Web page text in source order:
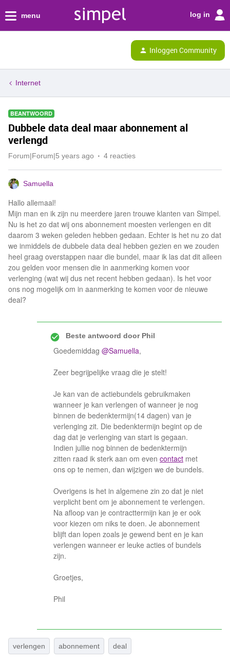
menu log in
Inloggen Community
Internet
BEANTWOORD
Dubbele data deal maar abonnement al
verlengd
Forum|Forum|5 years ago 4 reacties
Samuella
Hallo allemaal!
Mijn man en ik zijn nu meerdere jaren trouwe klanten van Simpel.
Nu is het zo dat wij ons abonnement moesten verlengen en dit
daarom 3 weken geleden hebben gedaan. Echter is het nu zo dat
we inmiddels de dubbele data deal hebben gezien en we zouden
heel graag overstappen naar die bundel, maar ik las dat dit alleen
zou gelden voor mensen die in aanmerking komen voor
verlenging (wat wij dus net recent hebben gedaan). Is het voor
ons nog mogelijk om in aanmerking te komen voor de nieuwe
deal?
Beste antwoord doorPhil
Goedemiddag @Samuella,
Zeer begrijpelijke vraag die je stelt!
Je kan van de actiebundels gebruikmaken
wanneer je kan verlengen of wanneer je nog
binnen de bedenktermijn(14 dagen) van je
verlenging zit. Die bedenktermijn begint op de
dag dat je verlenging van start is gegaan.
Indien jullie nog binnen de bedenktermijn
zitten raad ik sterk aan om even contact met
ons op te nemen, dan wijzigen we de bundels.
Overigens is het in algemene zin zo dat je niet
verplicht bent om je abonnement te verlengen.
Na afloop van je contracttermijn kan je er ook
voor kiezen om niks te doen. Je abonnement
blijft dan lopen zoals je gewend bent en je kan
verlengen wanneer er leuke acties of bundels
zijn.
Groetjes,
Phil
verlengen abonnement deal